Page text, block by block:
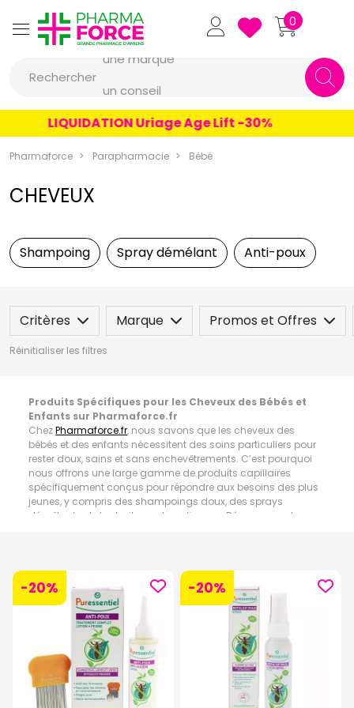
Pharmaforce Grande Pharmacie
0
Rechercher
une marque
un produit
une marque
LIQUIDATION Uriage Age Lift -30%
Pharmaforce Parapharmacie Bébé
CHEVEUX
Shampoing Spray démélant Anti-poux
Critères Marque Promos et Offres
Réinitialiser les filtres
Produits Spécifiques pour les Cheveux des Bébés et
Enfants sur Pharmaforce.fr
ChezPharmaforce.fr, nous savons que les cheveux des
bébés et des enfants nécessitent des soins particuliers pour
rester doux, sains et sans enchevêtrements. C’est pourquoi
nous offrons une large gamme de produits capillaires
spécifiquement conçus pour répondre aux besoins des plus
jeunes, y compris des shampoings doux, des sprays
démêlants et des traitements anti-poux. Découvrez notre
Shampoings pour Bébés et Enfants
Les shampoings pour bébés et enfants sont formulés pour
être doux et non irritants, respectant ainsi le cuir chevelu
sensible des tout-petits.
Shampoings Doux :
Conçus sans parabènes, sulfates ni
colorants, nos shampoings doux nettoient en douceur les
cheveux et le cuir chevelu de votre enfant tout en évitant les
irritations et les larmes. Ils contiennent souvent des
ingrédients naturels comme la camomille, l’aloès et l’avoine,
-20% -20%